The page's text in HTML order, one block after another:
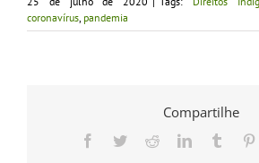
coronavírus pandemia
Compartilhe
Facebook
TwitterRedditLinkedInTumblr